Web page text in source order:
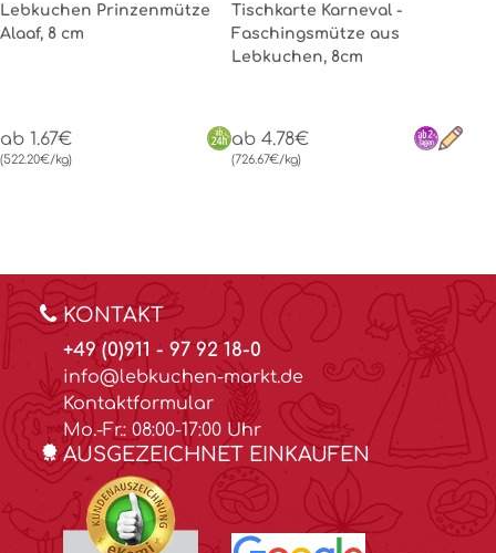
Lebkuchen Prinzenmütze
Alaaf, 8 cm
ab 1.67€
(522.20€/kg)
Tischkarte Karneval -
Faschingsmütze aus
Lebkuchen, 8cm
ab 4.78€
(726.67€/kg)
KONTAKT
+49 (0)911 - 97 92 18-0
info@lebkuchen-markt.de
Kontaktformular
Mo.-Fr.: 08:00-17:00 Uhr
AUSGEZEICHNET EINKAUFEN